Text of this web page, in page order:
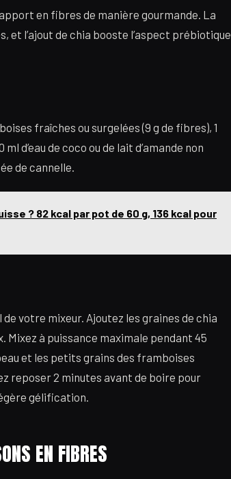
en fibres de manière gourmande. La
et l’ajout de chia booste l’aspect prébiotique
fraîches ou surgelées (9 g de fibres), 1
d’eau de coco ou de lait d’amande non
de cannelle.
? 82 kcal par pot de 60 g, 136 kcal pour
votre mixeur. Ajoutez les graines de chia
Mixez à puissance maximale pendant 45
et les petits grains des framboises
reposer 2 minutes avant de boire pour
gélification.
EN FIBRES